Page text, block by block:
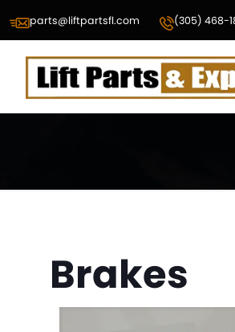
parts@liftpartsfl.com (305) 468-
Brakes